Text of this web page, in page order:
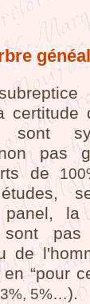
certitude
sont
pas
de
la
de
“pour
5%…).